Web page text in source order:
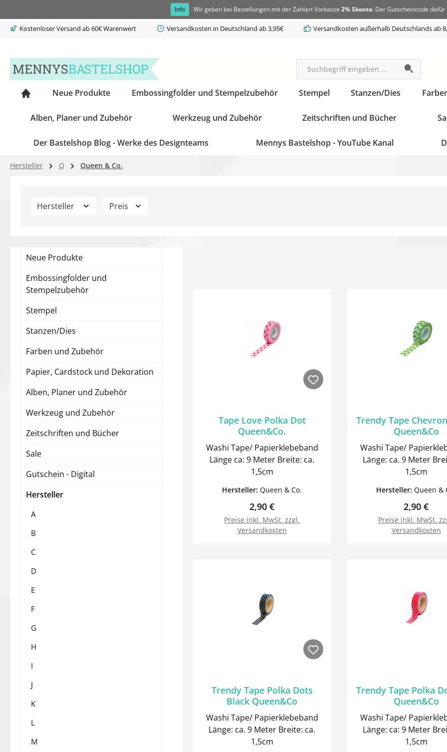
Info Wir geben bei Bestellungen mit der Zahlart Vorkasse 2% Skonto. Der Gutscheincode dafür
Kostenloser Versand ab 60€ Warenwert Versandkosten in Deutschland ab 3,95€ Versandkosten außerhalb Deutschlands ab
Neue Produkte Embossingfolder und Stempelzubehör Stempel Stanzen/Dies
Alben, Planer und Zubehör Werkzeug und Zubehör Zeitschriften und Bücher
Der Bastelshop Blog - Werke des Designteams Mennys Bastelshop - YouTube Kanal
Hersteller Q Queen & Co.
Hersteller Preis
Neue Produkte
Embossingfolder und
Stempelzubehör
Stempel
Stanzen/Dies
Farben und Zubehör
Papier, Cardstock und Dekoration
Alben, Planer und Zubehör
Werkzeug und Zubehör
Zeitschriften und Bücher
Sale
Gutschein - Digital
Hersteller
A
B
C
D
E
F
G
H
I
J
K
L
M
Tape Love Polka Dot
Queen&Co.
Washi Tape/ Papierklebeband
Länge ca: 9 Meter Breite: ca.
1,5cm
Hersteller:Queen & Co.
Regulärer Preis:
2,90 €
Preise inkl. MwSt. zzgl.
Versandkosten
Trendy Tape
Queen&Co
Washi Tape/
Länge: ca. 9 Meter Breite: ca.
1,5cm
Hersteller:Queen &
Regulärer
2,90 €
Preise inkl. MwSt.
Versandkosten
Trendy Tape Polka Dots
Black Queen&Co
Washi Tape/ Papierklebeband
Länge: ca. 9 Meter Breite: ca.
1,5cm
Trendy Tape Polka
Queen&Co
Washi Tape/
Länge: ca: 9 Meter Breite: ca:
1,5cm